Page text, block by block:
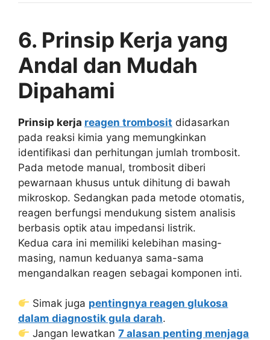
6. Prinsip Kerja yang
Andal dan Mudah
Dipahami
Prinsip kerja reagen trombosit didasarkan
pada reaksi kimia yang memungkinkan
identifikasi dan perhitungan jumlah trombosit.
Pada metode manual, trombosit diberi
pewarnaan khusus untuk dihitung di bawah
mikroskop. Sedangkan pada metode otomatis,
reagen berfungsi mendukung sistem analisis
berbasis optik atau impedansi listrik.
Kedua cara ini memiliki kelebihan masing-
masing, namun keduanya sama-sama
mengandalkan reagen sebagai komponen inti.
Simak juga pentingnya reagen glukosa
dalam diagnostik gula darah.
Jangan lewatkan7 alasan penting menjaga